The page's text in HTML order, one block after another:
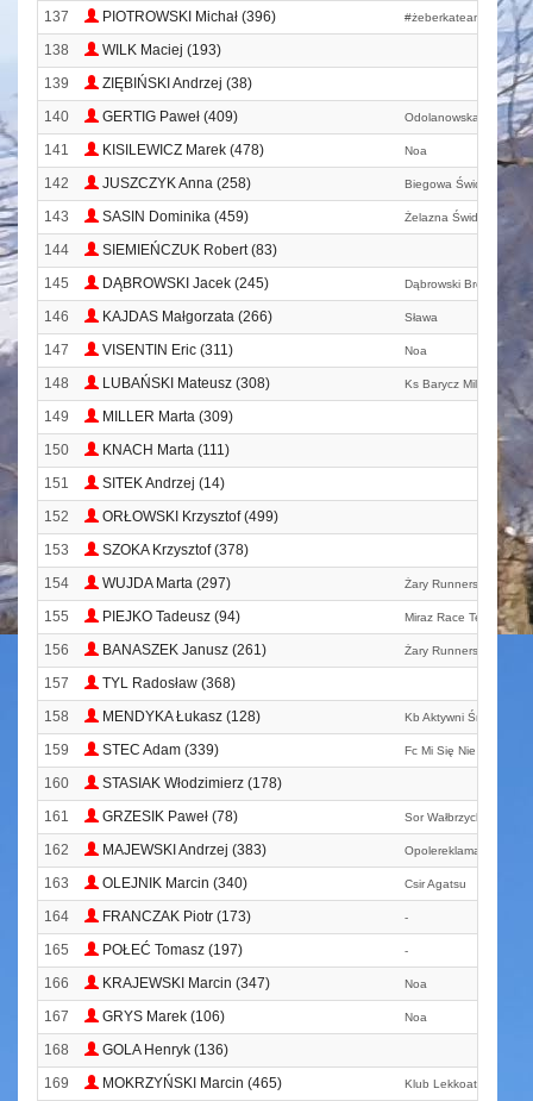
137 PIOTROWSKI Michał (396) #żeberkateam
138
WILK Maciej (193)
139
ZIĘBIŃSKI Andrzej (38)
140
GERTIG Paweł (409) Odolanowska Drużyna
141 KISILEWICZ Marek (478) Noa
142 JUSZCZYK Anna (258) Biegowa Świdnica
143 SASIN Dominika (459) Żelazna Świdnica
144
SIEMIEŃCZUK Robert (83)
145
DĄBROWSKI Jacek (245) Dąbrowski Brothers
146 KAJDAS Małgorzata (266) Sława
147 VISENTIN Eric (311) Noa
148 LUBAŃSKI Mateusz (308) Ks Barycz Milicz
149
MILLER Marta (309)
150
KNACH Marta (111)
151
SITEK Andrzej (14)
152
ORŁOWSKI Krzysztof (499)
153
SZOKA Krzysztof (378)
154
WUJDA Marta (297) Żary Runners Team
155 PIEJKO Tadeusz (94) Miraz Race Team
156 BANASZEK Janusz (261) Żary Runners Team
157
TYL Radosław (368)
158
MENDYKA Łukasz (128) Kb Aktywni Środa
159 STEC Adam (339) Fc Mi Się Nie Chce
160
STASIAK Włodzimierz (178)
161
GRZESIK Paweł (78) Sor Wałbrzych
162 MAJEWSKI Andrzej (383) Opolereklama. Pl
163 OLEJNIK Marcin (340) Csir Agatsu
164 FRANCZAK Piotr (173) -
165 POŁEĆ Tomasz (197) -
166 KRAJEWSKI Marcin (347) Noa
167 GRYS Marek (106) Noa
168
GOLA Henryk (136)
169
MOKRZYŃSKI Marcin (465) Klub Lekkoatletyczny